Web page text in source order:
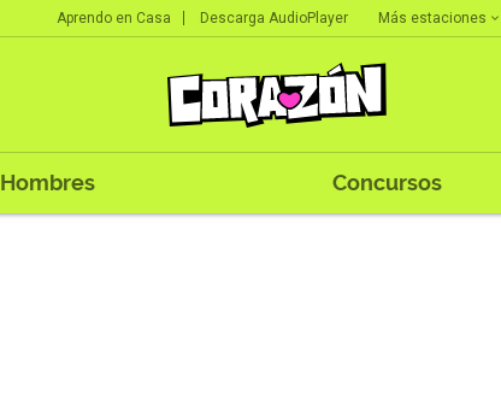
Aprendo en Casa Descarga AudioPlayer Más estaciones
Hombres Concursos